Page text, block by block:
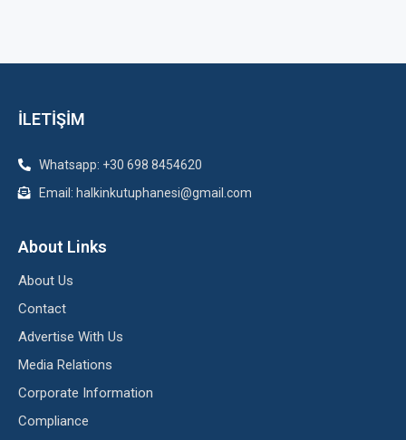
İLETİŞİM
Whatsapp: +30 698 8454620
Email: halkinkutuphanesi@gmail.com
About Links
About Us
Contact
Advertise With Us
Media Relations
Corporate Information
Compliance